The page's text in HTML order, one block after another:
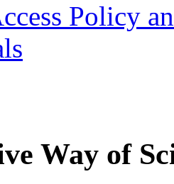
Policy
Way of